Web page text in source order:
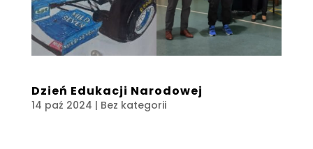
Dzień Edukacji Narodowej
14 paź 2024 | Bez kategorii